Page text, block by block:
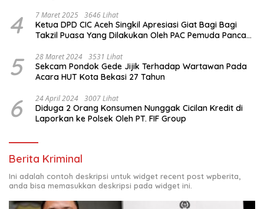
4 7 Maret 2025 3646 Lihat
Ketua DPD CIC Aceh Singkil Apresiasi Giat Bagi Bagi
Takzil Puasa Yang Dilakukan Oleh PAC Pemuda Panca
Meriah Kabupaten Aceh Singkil
5 28 Maret 2024 3531 Lihat
Sekcam Pondok Gede Jijik Terhadap Wartawan Pada
Acara HUT Kota Bekasi 27 Tahun
6 24 April 2024 3007 Lihat
Diduga 2 Orang Konsumen Nunggak Cicilan Kredit di
Laporkan ke Polsek Oleh PT. FIF Group
Berita Kriminal
Ini adalah contoh deskripsi untuk widget recent post wpberita,
anda bisa memasukkan deskripsi pada widget ini.